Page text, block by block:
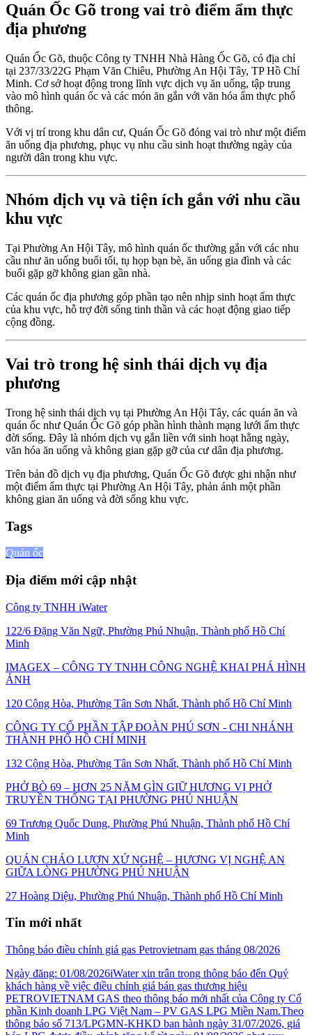
Quán Ốc Gõ trong vai trò điểm ẩm thực
địa phương
Quán Ốc Gõ, thuộc Công ty TNHH Nhà Hàng Ốc Gõ, có địa chỉ
tại 237/33/22G Phạm Văn Chiêu, Phường An Hội Tây, TP Hồ Chí
Minh. Cơ sở hoạt động trong lĩnh vực dịch vụ ăn uống, tập trung
vào mô hình quán ốc và các món ăn gắn với văn hóa ẩm thực phổ
thông.
Với vị trí trong khu dân cư, Quán Ốc Gõ đóng vai trò như một điểm
ăn uống địa phương, phục vụ nhu cầu sinh hoạt thường ngày của
người dân trong khu vực.
Nhóm dịch vụ và tiện ích gắn với nhu cầu
khu vực
Tại Phường An Hội Tây, mô hình quán ốc thường gắn với các nhu
cầu như ăn uống buổi tối, tụ họp bạn bè, ăn uống gia đình và các
buổi gặp gỡ không gian gần nhà.
Các quán ốc địa phương góp phần tạo nên nhịp sinh hoạt ẩm thực
của khu vực, hỗ trợ đời sống tinh thần và các hoạt động giao tiếp
cộng đồng.
Vai trò trong hệ sinh thái dịch vụ địa
phương
Trong hệ sinh thái dịch vụ tại Phường An Hội Tây, các quán ăn và
quán ốc như Quán Ốc Gõ góp phần hình thành mạng lưới ẩm thực
đời sống. Đây là nhóm dịch vụ gắn liền với sinh hoạt hằng ngày,
văn hóa ăn uống và không gian gặp gỡ của cư dân địa phương.
Trên bản đồ dịch vụ địa phương, Quán Ốc Gõ được ghi nhận như
một điểm ẩm thực tại Phường An Hội Tây, phản ánh một phần
không gian ăn uống và đời sống khu vực.
Tags
Quán ốc
Địa điểm mới cập nhật
Công ty TNHH iWater
122/6 Đặng Văn Ngữ, Phường Phú Nhuận, Thành phố Hồ Chí
Minh
IMAGEX – CÔNG TY TNHH CÔNG NGHỆ KHAI PHÁ HÌNH
ẢNH
120 Cộng Hòa, Phường Tân Sơn Nhất, Thành phố Hồ Chí Minh
CÔNG TY CỔ PHẦN TẬP ĐOÀN PHÚ SƠN - CHI NHÁNH
THÀNH PHỐ HỒ CHÍ MINH
132 Cộng Hòa, Phường Tân Sơn Nhất, Thành phố Hồ Chí Minh
PHỞ BÒ 69 – HƠN 25 NĂM GÌN GIỮ HƯƠNG VỊ PHỞ
TRUYỀN THỐNG TẠI PHƯỜNG PHÚ NHUẬN
69 Trương Quốc Dung, Phường Phú Nhuận, Thành phố Hồ Chí
Minh
QUÁN CHÁO LƯƠN XỨ NGHỆ – HƯƠNG VỊ NGHỆ AN
GIỮA LÒNG PHƯỜNG PHÚ NHUẬN
27 Hoàng Diệu, Phường Phú Nhuận, Thành phố Hồ Chí Minh
Tin mới nhất
Thông báo điều chỉnh giá gas Petrovietnam gas tháng 08/2026
Ngày đăng: 01/08/2026iWater xin trân trọng thông báo đến Quý
khách hàng về việc điều chỉnh giá bán gas thương hiệu
PETROVIETNAM GAS theo thông báo mới nhất của Công ty Cổ
phần Kinh doanh LPG Việt Nam – PV GAS LPG Miền Nam.Theo
thông báo số 713/LPGMN-KHKD ban hành ngày 31/07/2026, giá